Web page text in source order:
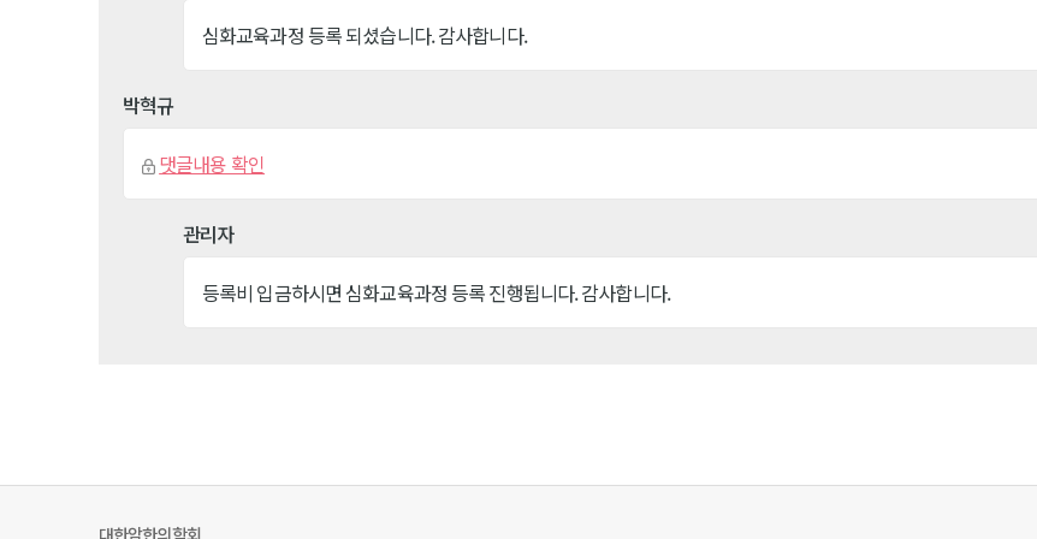
심화교육과정 등록 되셨습니다. 감사합니다.
박혁규
댓글내용 확인
관리자
등록비 입금하시면 심화교육과정 등록 진행됩니다. 감사합니다.
대한암한의학회